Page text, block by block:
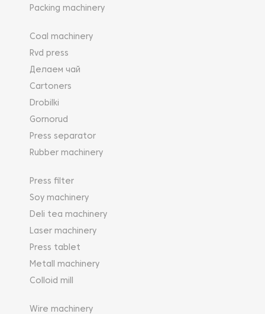
Packing machinery
Coal machinery
Rvd press
Делаем чай
Cartoners
Drobilki
Gornorud
Press separator
Rubber machinery
Press filter
Soy machinery
Deli tea machinery
Laser machinery
Press tablet
Metall machinery
Colloid mill
Wire machinery